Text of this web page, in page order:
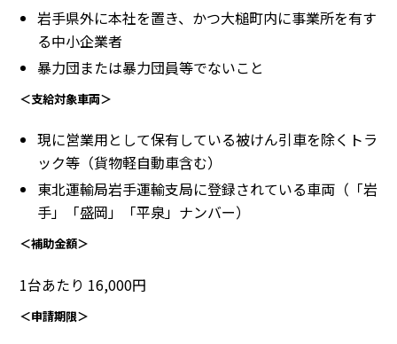
岩手県外に本社を置き、かつ大槌町内に事業所を有す
る中小企業者
暴力団または暴力団員等でないこと
＜支給対象車両＞
現に営業用として保有している被けん引車を除くトラ
ック等（貨物軽自動車含む）
東北運輸局岩手運輸支局に登録されている車両（「岩
手」「盛岡」「平泉」ナンバー）
＜補助金額＞
1台あたり 16,000円
＜申請期限＞